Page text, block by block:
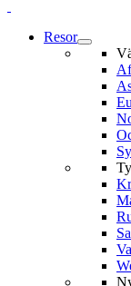
Resor